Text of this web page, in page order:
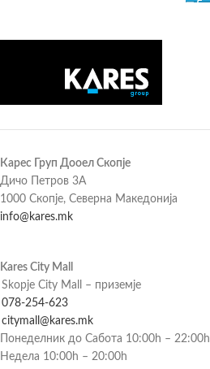
Карес Груп Дооел Скопје
Дичо Петров 3А
1000 Скопје, Северна Македонија
info@kares.mk
Kares City Mall
Skopje City Mall – приземје
078-254-623
citymall@kares.mk
Понеделник до Сабота 10:00h – 22:00h
Недела 10:00h – 20:00h